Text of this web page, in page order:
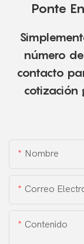
Ponte
número
contacto
cotización
Nombre
Correo
Contenido